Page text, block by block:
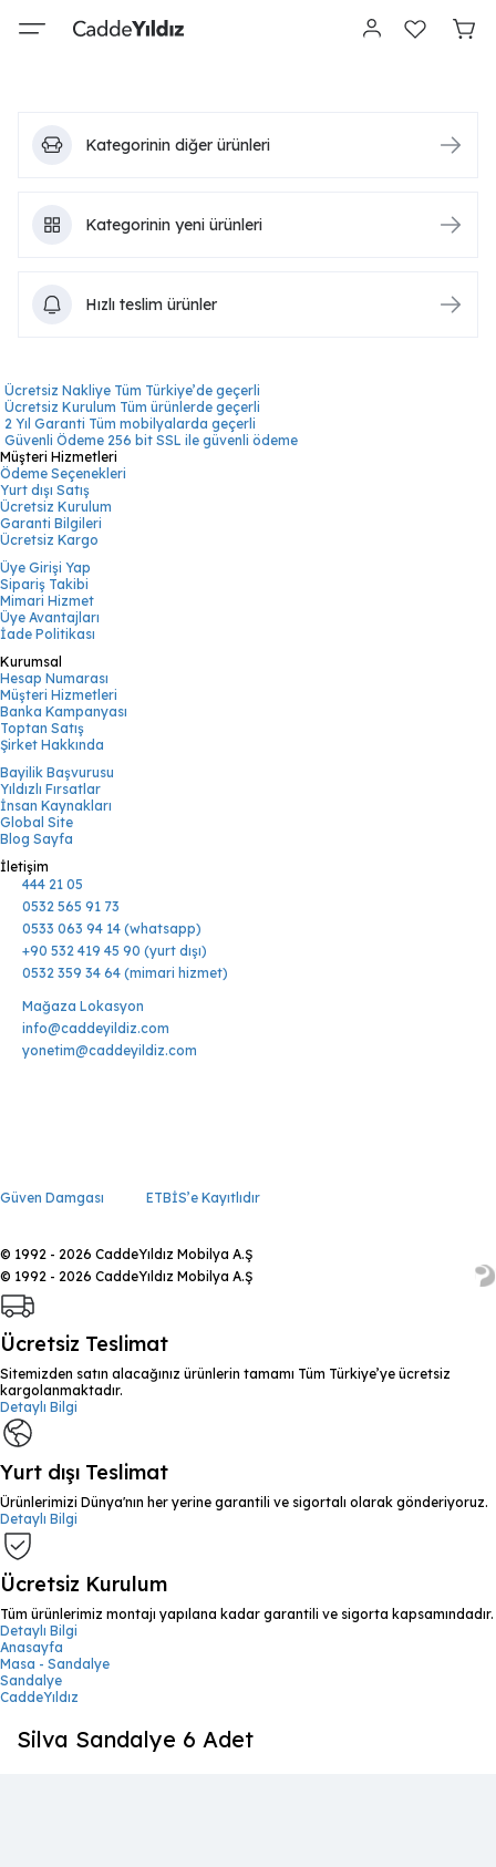
Kategorinin diğer ürünleri
Kategorinin yeni ürünleri
Hızlı teslim ürünler
Ücretsiz Nakliye Tüm Türkiye’de geçerli
Ücretsiz Kurulum Tüm ürünlerde geçerli
2 Yıl Garanti Tüm mobilyalarda geçerli
Güvenli Ödeme 256 bit SSL ile güvenli ödeme
Müşteri Hizmetleri
Ödeme Seçenekleri
Yurt dışı Satış
Ücretsiz Kurulum
Garanti Bilgileri
Ücretsiz Kargo
Üye Girişi Yap
Sipariş Takibi
Mimari Hizmet
Üye Avantajları
İade Politikası
Kurumsal
Hesap Numarası
Müşteri Hizmetleri
Banka Kampanyası
Toptan Satış
Şirket Hakkında
Bayilik Başvurusu
Yıldızlı Fırsatlar
İnsan Kaynakları
Global Site
Blog Sayfa
İletişim
444 21 05
0532 565 91 73
0533 063 94 14 (whatsapp)
+90 532 419 45 90 (yurt dışı)
0532 359 34 64 (mimari hizmet)
Mağaza Lokasyon
info@caddeyildiz.com
yonetim@caddeyildiz.com
Güven Damgası ETBİS’e Kayıtlıdır
© 1992 - 2026 CaddeYıldız Mobilya A.Ş
© 1992 - 2026 CaddeYıldız Mobilya A.Ş
Ücretsiz Teslimat
Sitemizden satın alacağınız ürünlerin tamamı Tüm Türkiye’ye ücretsiz
kargolanmaktadır.
Detaylı Bilgi
Yurt dışı Teslimat
Ürünlerimizi Dünya'nın her yerine garantili ve sigortalı olarak gönderiyoruz.
Detaylı Bilgi
Ücretsiz Kurulum
Tüm ürünlerimiz montajı yapılana kadar garantili ve sigorta kapsamındadır.
Detaylı Bilgi
Anasayfa
Masa - Sandalye
Sandalye
CaddeYıldız
Silva Sandalye 6 Adet